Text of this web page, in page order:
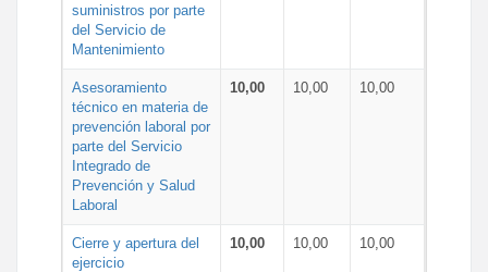
suministros por parte
del Servicio de
Mantenimiento
Asesoramiento
técnico en materia de
prevención laboral por
parte del Servicio
Integrado de
Prevención y Salud
Laboral
10,00 10,00 10,00
Cierre y apertura del
ejercicio
10,00 10,00 10,00